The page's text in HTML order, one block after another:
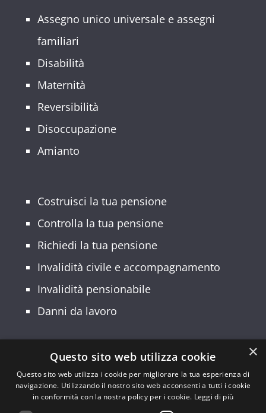
Assegno unico universale e assegni
familiari
Disabilità
Maternità
Reversibilità
Disoccupazione
Amianto
Costruisci la tua pensione
Controlla la tua pensione
Richiedi la tua pensione
Invalidità civile e accompagnamento
Invalidità pensionabile
Danni da lavoro
© 2026 Patronato INCA CGIL Lombardia –
Sede Regionale: Via Palmanova, 22 –
20132 Milano – Codice Fiscale:
×
Questo sito web utilizza cookie
Questo sito web utilizza i cookie per migliorare la tua esperienza di
navigazione. Utilizzando il nostro sito web acconsenti a tutti i cookie
in conformità con la nostra policy per i cookie. Leggi di più